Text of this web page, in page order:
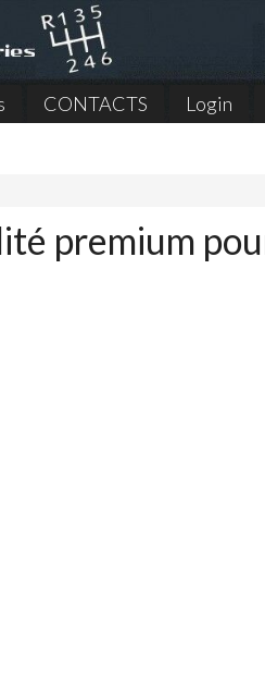
CONTACTS Login
premium